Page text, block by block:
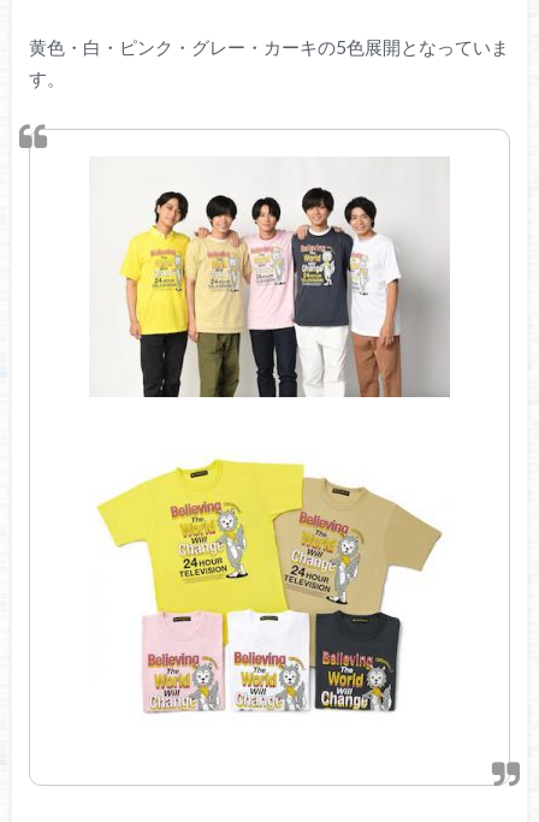
黄色・白・ピンク・グレー・カーキの5色展開となっていま
す。